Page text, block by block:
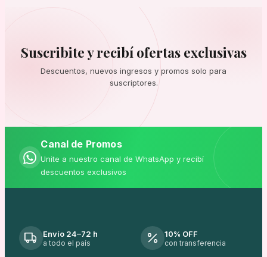
Suscribite y recibí ofertas exclusivas
Descuentos, nuevos ingresos y promos solo para
suscriptores.
Canal de Promos
Unite a nuestro canal de WhatsApp y recibí
descuentos exclusivos
Envío 24–72 h
a todo el país
10% OFF
con transferencia